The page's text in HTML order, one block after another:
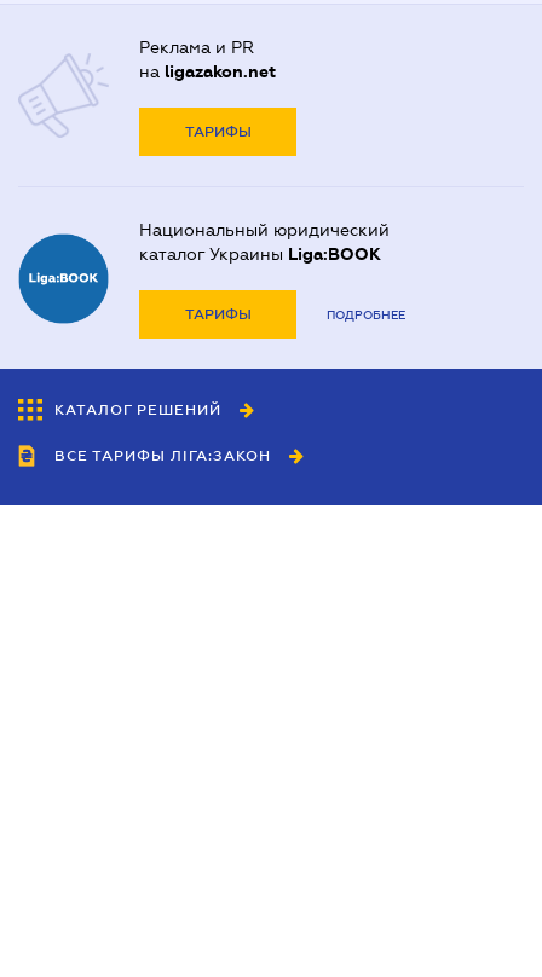
Реклама и PR
на ligazakon.net
ТАРИФЫ
Национальный юридический
каталог Украины Liga:BOOK
ТАРИФЫ ПОДРОБНЕЕ
КАТАЛОГ РЕШЕНИЙ
ВСЕ ТАРИФЫ ЛІГА:ЗАКОН